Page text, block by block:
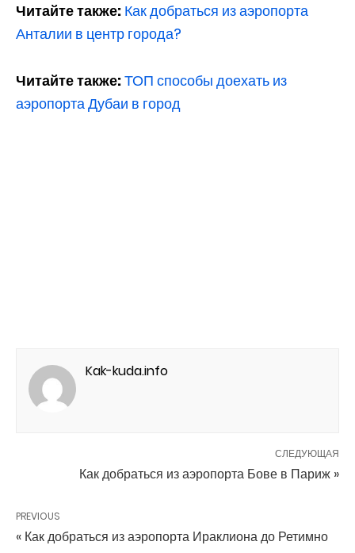
Читайте также: Как добраться из аэропорта
Анталии в центр города?
Читайте также:ТОП способы доехать из
аэропорта Дубаи в город
Kak-kuda.info
СЛЕДУЮЩАЯ
Как добраться из аэропорта Бове в Париж »
PREVIOUS
« Как добраться из аэропорта Ираклиона до Ретимно